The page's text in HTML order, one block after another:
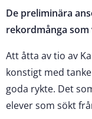
De preliminära
rekordmånga som
Att åtta av tio av
konstigt med
goda rykte. Det
elever som sökt